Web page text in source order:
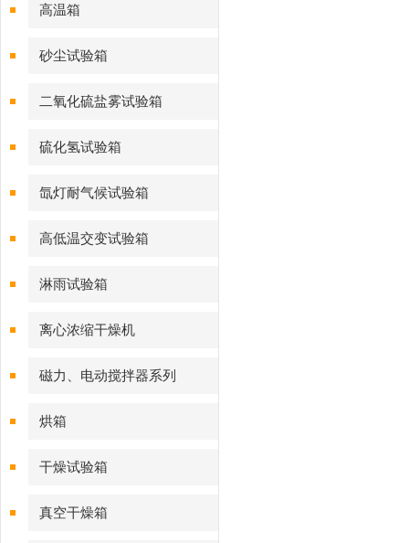
高温箱
砂尘试验箱
二氧化硫盐雾试验箱
硫化氢试验箱
氙灯耐气候试验箱
高低温交变试验箱
淋雨试验箱
离心浓缩干燥机
磁力、电动搅拌器系列
烘箱
干燥试验箱
真空干燥箱